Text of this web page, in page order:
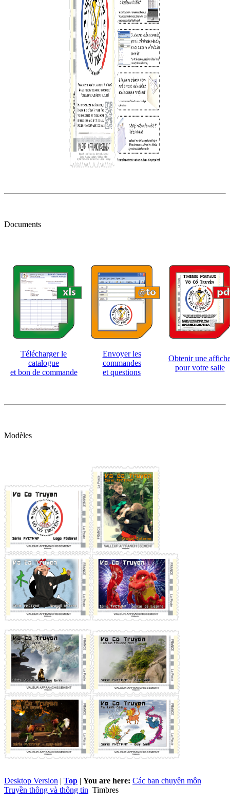
Documents
Télécharger le
catalogue
et bon de commande
Envoyer les
commandes
et questions
Obtenir une
pour votre salle
Modèles
Desktop Version | Top | You are here: Các ban chuyên môn
Truyền thông và thông tin Timbres